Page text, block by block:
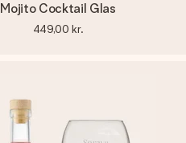
Mojito Cocktail Glas
449,00 kr.